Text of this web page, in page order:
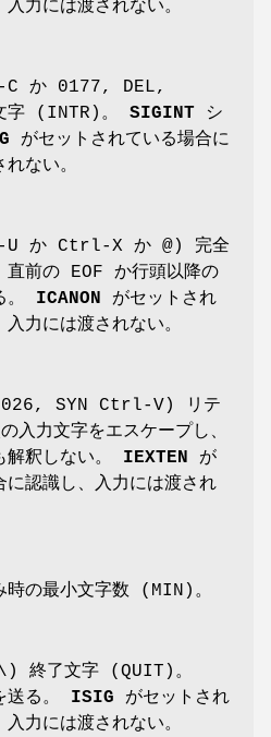
力には渡されない。
か 0177, DEL,
字 (INTR)。 SIGINT シ
がセットされている場合に
ない。
か Ctrl-X か @) 完全
前の EOF か行頭以降の
。 ICANON がセットされ
力には渡されない。
026, SYN Ctrl-V) リテ
力文字をエスケープし、
解釈しない。 IEXTEN が
に認識し、入力には渡され
時の最小文字数 (MIN)。
了文字 (QUIT)。
送る。 ISIG がセットされ
力には渡されない。